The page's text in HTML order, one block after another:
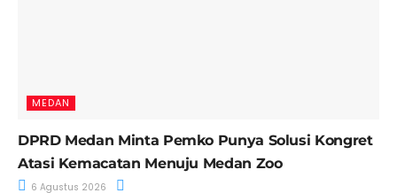
MEDAN
DPRD Medan Minta Pemko Punya Solusi Kongret
Atasi Kemacatan Menuju Medan Zoo
6 Agustus 2026